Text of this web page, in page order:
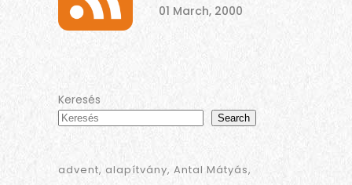
01 March, 2000
Keresés
Search
advent alapítvány Antal Mátyás